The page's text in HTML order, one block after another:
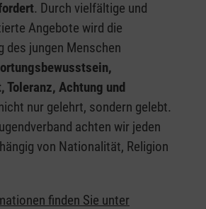
. Durch vielfältige und
Angebote wird die
des jungen Menschen
Achtung und
nur gelehrt, sondern gelebt.
achten wir jeden
von Nationalität, Religion
finden Sie unter